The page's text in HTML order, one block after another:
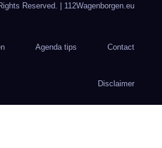
Reserved. | 112Wagenborgen.eu
Agenda tips Contact
Disclaimer